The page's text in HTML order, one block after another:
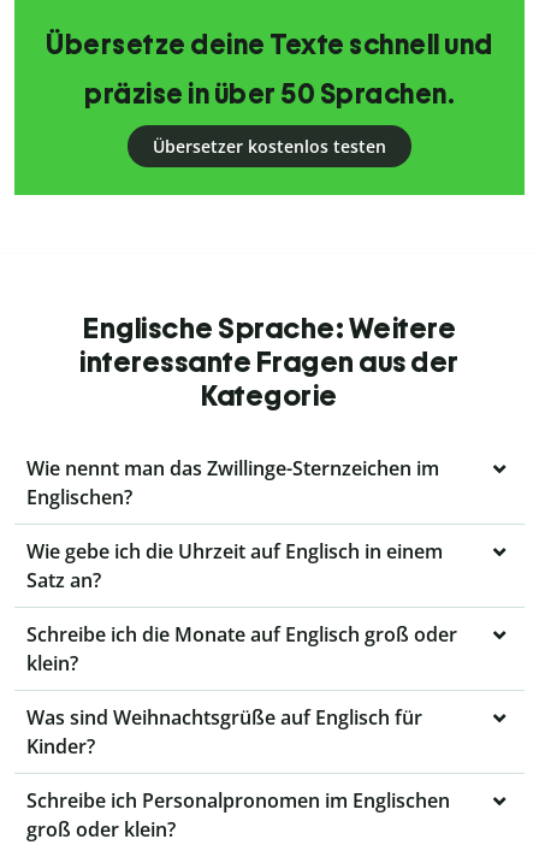
Übersetze deine Texte schnell und
präzise in über 50 Sprachen.
Übersetzer kostenlos testen
Englische Sprache: Weitere
interessante Fragen aus der
Kategorie
Wie nennt man das Zwillinge-Sternzeichen im
Englischen?
Wie gebe ich die Uhrzeit auf Englisch in einem
Satz an?
Schreibe ich die Monate auf Englisch groß oder
klein?
Was sind Weihnachtsgrüße auf Englisch für
Kinder?
Schreibe ich Personalpronomen im Englischen
groß oder klein?